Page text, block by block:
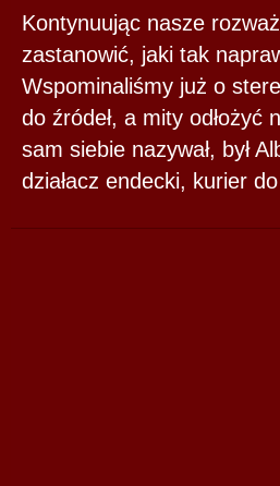
Kontynuując nasze
zastanowić, jaki tak
Wspominaliśmy już o
do źródeł, a mity odłożyć
sam siebie nazywał, był
działacz endecki, kurier